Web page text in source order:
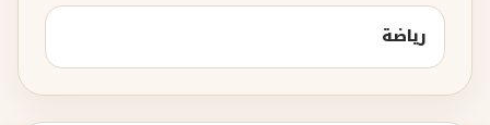
رياضة